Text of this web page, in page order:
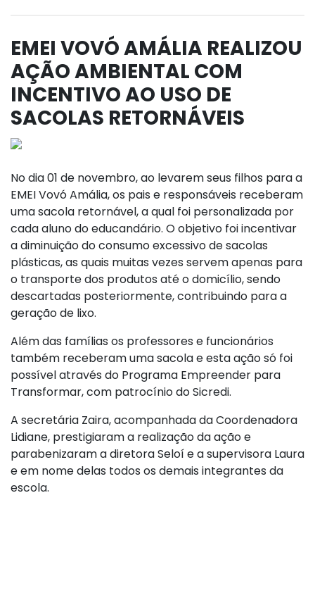
EMEI VOVÓ AMÁLIA REALIZOU
AÇÃO AMBIENTAL COM
INCENTIVO AO USO DE
SACOLAS RETORNÁVEIS
No dia 01 de novembro, ao levarem seus filhos para a
EMEI Vovó Amália, os pais e responsáveis receberam
uma sacola retornável, a qual foi personalizada por
cada aluno do educandário. O objetivo foi incentivar
a diminuição do consumo excessivo de sacolas
plásticas, as quais muitas vezes servem apenas para
o transporte dos produtos até o domicílio, sendo
descartadas posteriormente, contribuindo para a
geração de lixo.
Além das famílias os professores e funcionários
também receberam uma sacola e esta ação só foi
possível através do Programa Empreender para
Transformar, com patrocínio do Sicredi.
A secretária Zaira, acompanhada da Coordenadora
Lidiane, prestigiaram a realização da ação e
parabenizaram a diretora Seloí e a supervisora Laura
e em nome delas todos os demais integrantes da
escola.